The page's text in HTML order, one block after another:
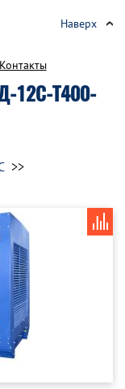
12С-Т400-
Контакты
Наверх